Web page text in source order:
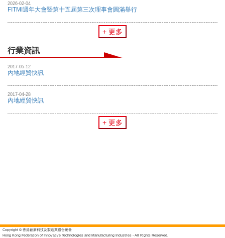
2026-02-04
FITMI週年大會暨第十五屆第三次理事會圓滿舉行
+ 更多
行業資訊
2017-05-12
內地經貿快訊
2017-04-28
內地經貿快訊
+ 更多
Copyright © 香港創新科技及製造業聯合總會
Hong Kong Federation of Innovative Technologies and Manufacturing Industries - All Rights Reserved.